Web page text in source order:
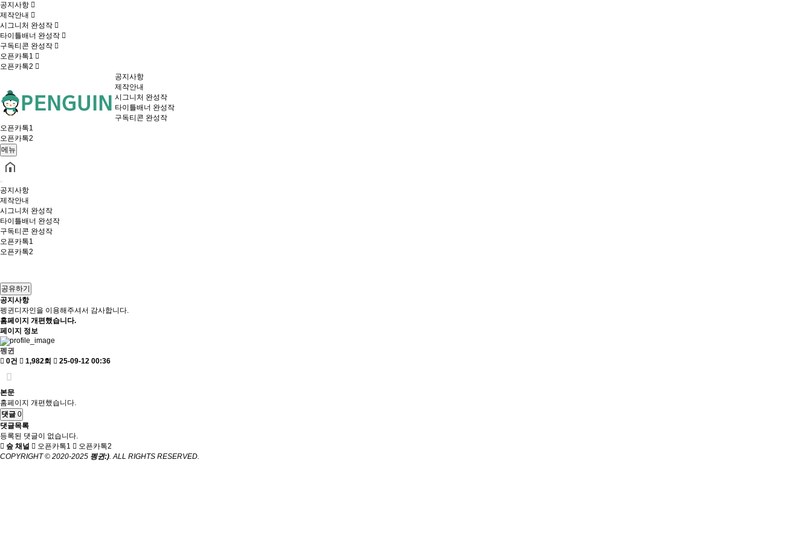
공지사항
제작안내
시그니처 완성작
타이틀배너 완성작
구독티콘 완성작
오픈카톡1
오픈카톡2
공지사항
제작안내
시그니처 완성작
타이틀배너 완성작
구독티콘 완성작
오픈카톡1
오픈카톡2
메뉴
공지사항
제작안내
시그니처 완성작
타이틀배너 완성작
구독티콘 완성작
오픈카톡1
오픈카톡2
공유하기
공지사항
펭귄디자인을 이용해주셔서 감사합니다.
홈페이지 개편했습니다.
페이지 정보
펭귄
0건
1,982회 25-09-12 00:36
본문
홈페이지 개편했습니다.
댓글 0
댓글목록
등록된 댓글이 없습니다.
숲 채널
오픈카톡1
오픈카톡2
COPYRIGHT © 2020-2025 펭귄:). ALL RIGHTS RESERVED.